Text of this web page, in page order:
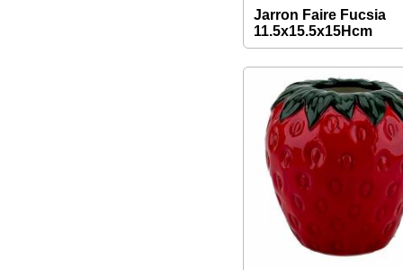
Jarron Faire Fucsia
11.5x15.5x15Hcm